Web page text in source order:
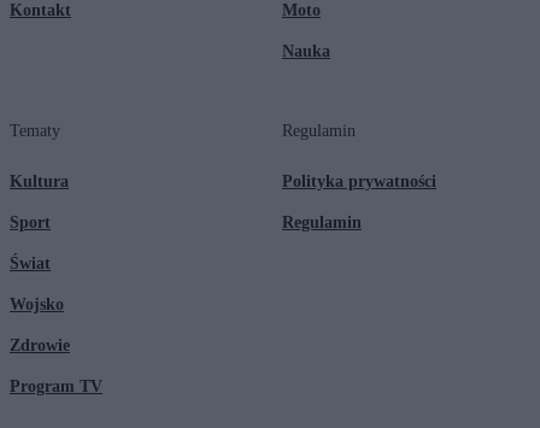
Kontakt Moto
Nauka
Tematy
Kultura
Sport
Świat
Wojsko
Zdrowie
Program TV
Regulamin
Polityka prywatności
Regulamin